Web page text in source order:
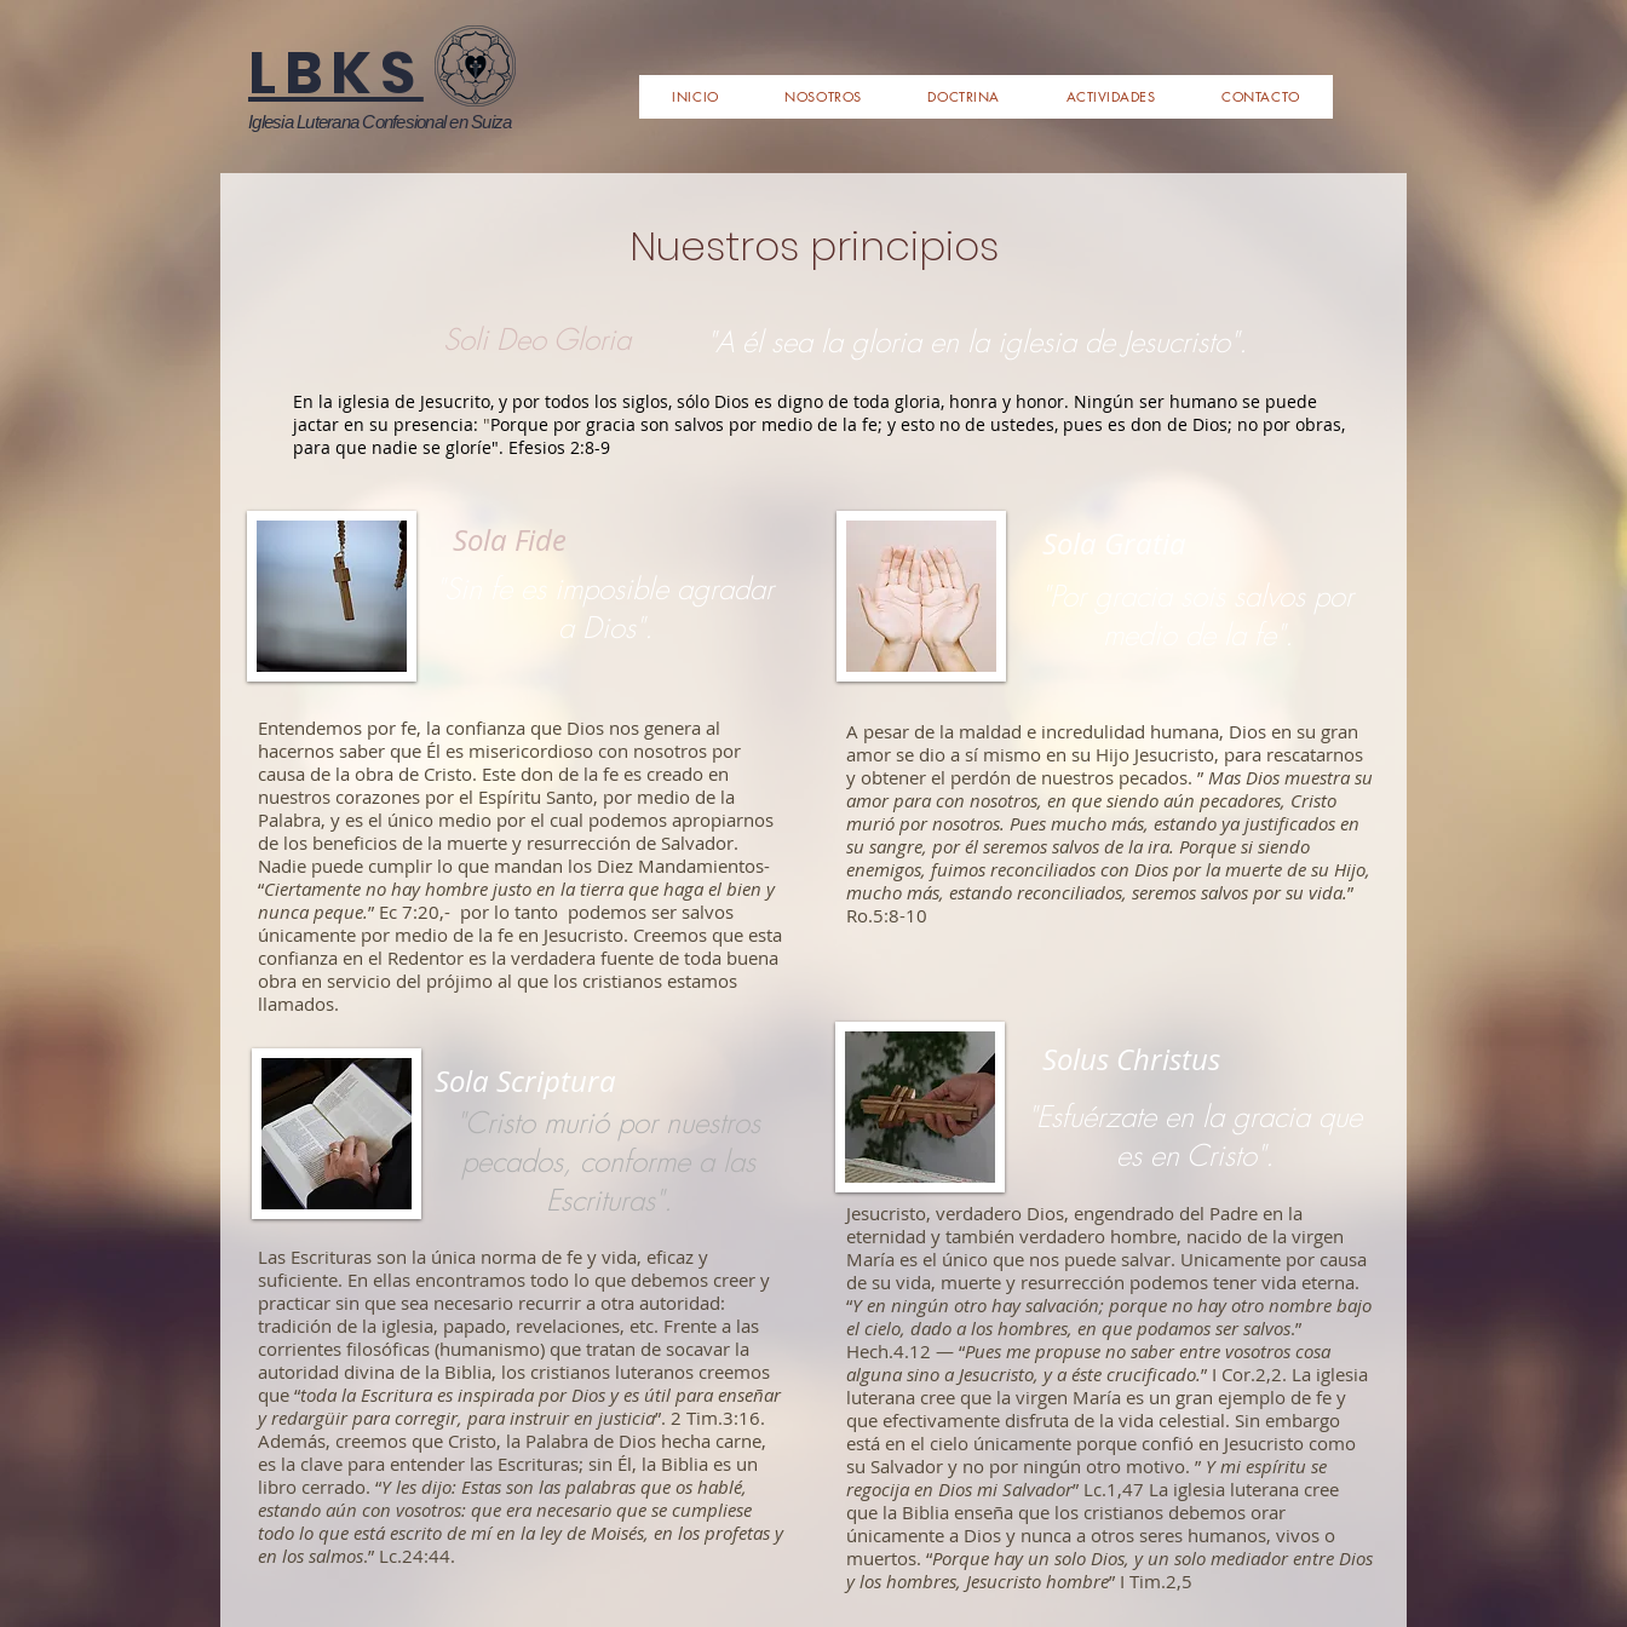
LBKS
Iglesia Luterana Confesional en Suiza
INICIO NOSOTROS DOCTRINA ACTIVIDADES CONTACTO
Nuestros principios
Entendemos por fe, la confianza que Dios nos genera al
hacernos saber que Él es misericordioso con nosotros por
causa de la obra de Cristo. Este don de la fe es creado en
nuestros corazones por el Espíritu Santo, por medio de la
Palabra, y es el único medio por el cual podemos apropiarnos
de los beneficios de la muerte y resurrección de Salvador.
Nadie puede cumplir lo que mandan los Diez Mandamientos-
“Ciertamente no hay hombre justo en la tierra que haga el bien y
nunca peque.” Ec 7:20,- por lo tanto podemos ser salvos
únicamente por medio de la fe en Jesucristo. Creemos que esta
confianza en el Redentor es la verdadera fuente de toda buena
obra en servicio del prójimo al que los cristianos estamos
llamados.
Sola Scriptura
"Cristo murió por nuestros
pecados, conforme a las
Escrituras".
Las Escrituras son la única norma de fe y vida, eficaz y
suficiente. En ellas encontramos todo lo que debemos creer y
practicar sin que sea necesario recurrir a otra autoridad:
tradición de la iglesia, papado, revelaciones, etc. Frente a las
corrientes filosóficas (humanismo) que tratan de socavar la
autoridad divina de la Biblia, los cristianos luteranos creemos
que “toda la Escritura es inspirada por Dios y es útil para enseñar
y redargüir para corregir, para instruir en justicia”. 2 Tim.3:16.
Además, creemos que Cristo, la Palabra de Dios hecha carne,
es la clave para entender las Escrituras; sin Él, la Biblia es un
libro cerrado. “Y les dijo: Estas son las palabras que os hablé,
estando aún con vosotros: que era necesario que se cumpliese
todo lo que está escrito de mí en la ley de Moisés, en los profetas y
en los salmos.” Lc.24:44.
Jesucristo, verdadero Dios, engendrado del Padre en la
eternidad y también verdadero hombre, nacido de la virgen
María es el único que nos puede salvar. Unicamente por causa
de su vida, muerte y resurrección podemos tener vida eterna.
“Y en ningún otro hay salvación; porque no hay otro nombre bajo
el cielo, dado a los hombres, en que podamos ser salvos.”
Hech.4.12 — “Pues me propuse no saber entre vosotros cosa
alguna sino a Jesucristo, y a éste crucificado.” I Cor.2,2. La iglesia
luterana cree que la virgen María es un gran ejemplo de fe y
que efectivamente disfruta de la vida celestial. Sin embargo
está en el cielo únicamente porque confió en Jesucristo como
su Salvador y no por ningún otro motivo. ” Y mi espíritu se
regocija en Dios mi Salvador” Lc.1,47 La iglesia luterana cree
que la Biblia enseña que los cristianos debemos orar
únicamente a Dios y nunca a otros seres humanos, vivos o
muertos. “Porque hay un solo Dios, y un solo mediador entre Dios
y los hombres, Jesucristo hombre” I Tim.2,5
En la iglesia de Jesucrito, y por todos los siglos, sólo Dios es digno de toda gloria, honra y honor. Ningún ser humano se puede
jactar en su presencia: "Porque por gracia son salvos por medio de la fe; y esto no de ustedes, pues es don de Dios; no por obras,
para que nadie se gloríe". Efesios 2:8-9
Soli Deo Gloria "A él sea la gloria en la iglesia de Jesucristo".
Sola Fide
"Sin fe es imposible agradar
a Dios".
Sola Gratia
"Por gracia sois salvos por
medio de la fe".
A pesar de la maldad e incredulidad humana, Dios en su gran
amor se dio a sí mismo en su Hijo Jesucristo, para rescatarnos
y obtener el perdón de nuestros pecados. ” Mas Dios muestra su
amor para con nosotros, en que siendo aún pecadores, Cristo
murió por nosotros. Pues mucho más, estando ya justificados en
su sangre, por él seremos salvos de la ira. Porque si siendo
enemigos, fuimos reconciliados con Dios por la muerte de su Hijo,
mucho más, estando reconciliados, seremos salvos por su vida.”
Ro.5:8-10
Solus Christus
"Esfuérzate en la gracia que
es en Cristo".